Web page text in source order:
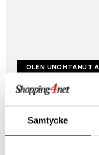
Samtycke
Luo uusi asiakas
Hyviä tarjouksia